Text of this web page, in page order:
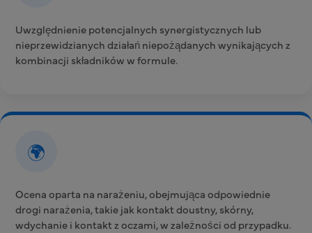
Uwzględnienie potencjalnych synergistycznych lub
nieprzewidzianych działań niepożądanych wynikających z
kombinacji składników w formule.
🌍
Ocena oparta na narażeniu, obejmująca odpowiednie
drogi narażenia, takie jak kontakt doustny, skórny,
wdychanie i kontakt z oczami, w zależności od przypadku.